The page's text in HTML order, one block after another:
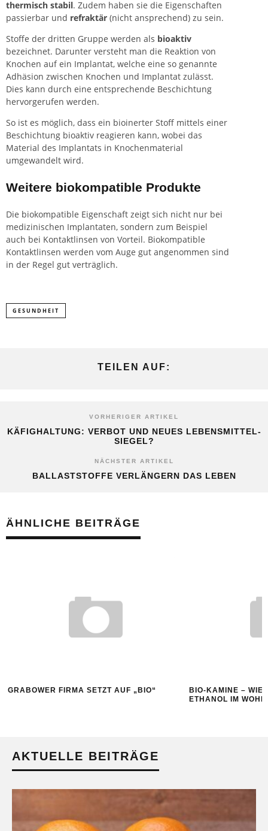
thermisch stabil. Zudem haben sie die Eigenschaften
passierbar und refraktär (nicht ansprechend) zu sein.
Stoffe der dritten Gruppe werden als bioaktiv
bezeichnet. Darunter versteht man die Reaktion von
Knochen auf ein Implantat, welche eine so genannte
Adhäsion zwischen Knochen und Implantat zulässt.
Dies kann durch eine entsprechende Beschichtung
hervorgerufen werden.
So ist es möglich, dass ein bioinerter Stoff mittels einer
Beschichtung bioaktiv reagieren kann, wobei das
Material des Implantats in Knochenmaterial
umgewandelt wird.
Weitere biokompatible Produkte
Die biokompatible Eigenschaft zeigt sich nicht nur bei
medizinischen Implantaten, sondern zum Beispiel
auch bei Kontaktlinsen von Vorteil. Biokompatible
Kontaktlinsen werden vom Auge gut angenommen sind
in der Regel gut verträglich.
GESUNDHEIT
TEILEN AUF:
VORHERIGER ARTIKEL
KÄFIGHALTUNG: VERBOT UND NEUES LEBENSMITTEL-
SIEGEL?
NÄCHSTER ARTIKEL
BALLASTSTOFFE VERLÄNGERN DAS LEBEN
ÄHNLICHE BEITRÄGE
GRABOWER FIRMA SETZT AUF „BIO“
BIO-KAMINE – WIE
ETHANOL IM
AKTUELLE BEITRÄGE